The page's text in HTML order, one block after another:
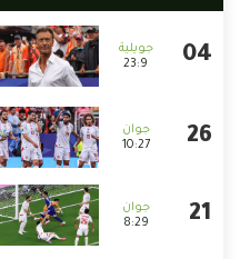
23:9
10:27
8:29